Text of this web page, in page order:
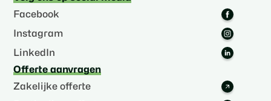
Facebook
Instagram
LinkedIn
Offerte aanvragen
Zakelijke offerte